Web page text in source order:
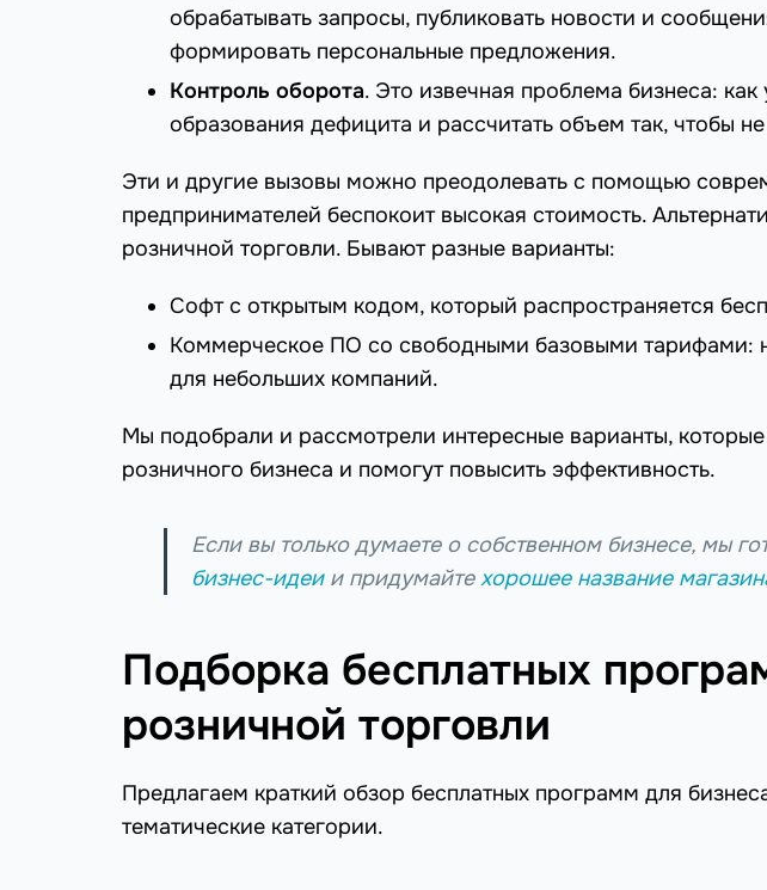
обрабатывать запросы, публиковать новости и
формировать персональные предложения.
Контроль оборота. Это извечная проблема бизнеса: как
образования дефицита и рассчитать объем так, чтобы
Эти и другие вызовы можно преодолевать с помощью
предпринимателей беспокоит высокая стоимость.
розничной торговли. Бывают разные варианты:
Софт с открытым кодом, который распространяется
Коммерческое ПО со свободными базовыми тарифами:
для небольших компаний.
Мы подобрали и рассмотрели интересные варианты,
розничного бизнеса и помогут повысить эффективность.
Если вы только думаете о собственном бизнесе, мы
бизнес-идеии придумайтехорошее название
Подборка бесплатных
розничной торговли
Предлагаем краткий обзор бесплатных программ для
тематические категории.